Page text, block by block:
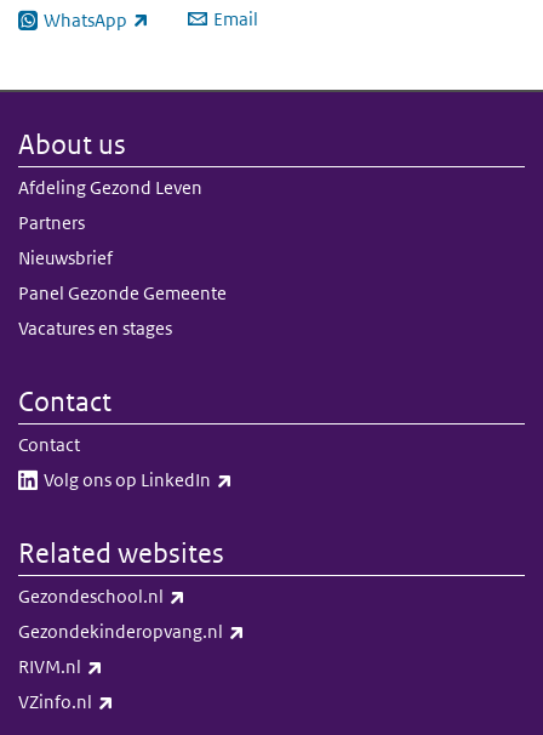
WhatsApp
(link is external) Email
About us
Afdeling Gezond Leven
Partners
Nieuwsbrief
Panel Gezonde Gemeente
Vacatures en stages
Contact
Contact
Volg ons op LinkedIn​​
Related websites
Gezondeschool.nl
Gezondekinderopvang.nl
RIVM.nl
VZinfo.nl